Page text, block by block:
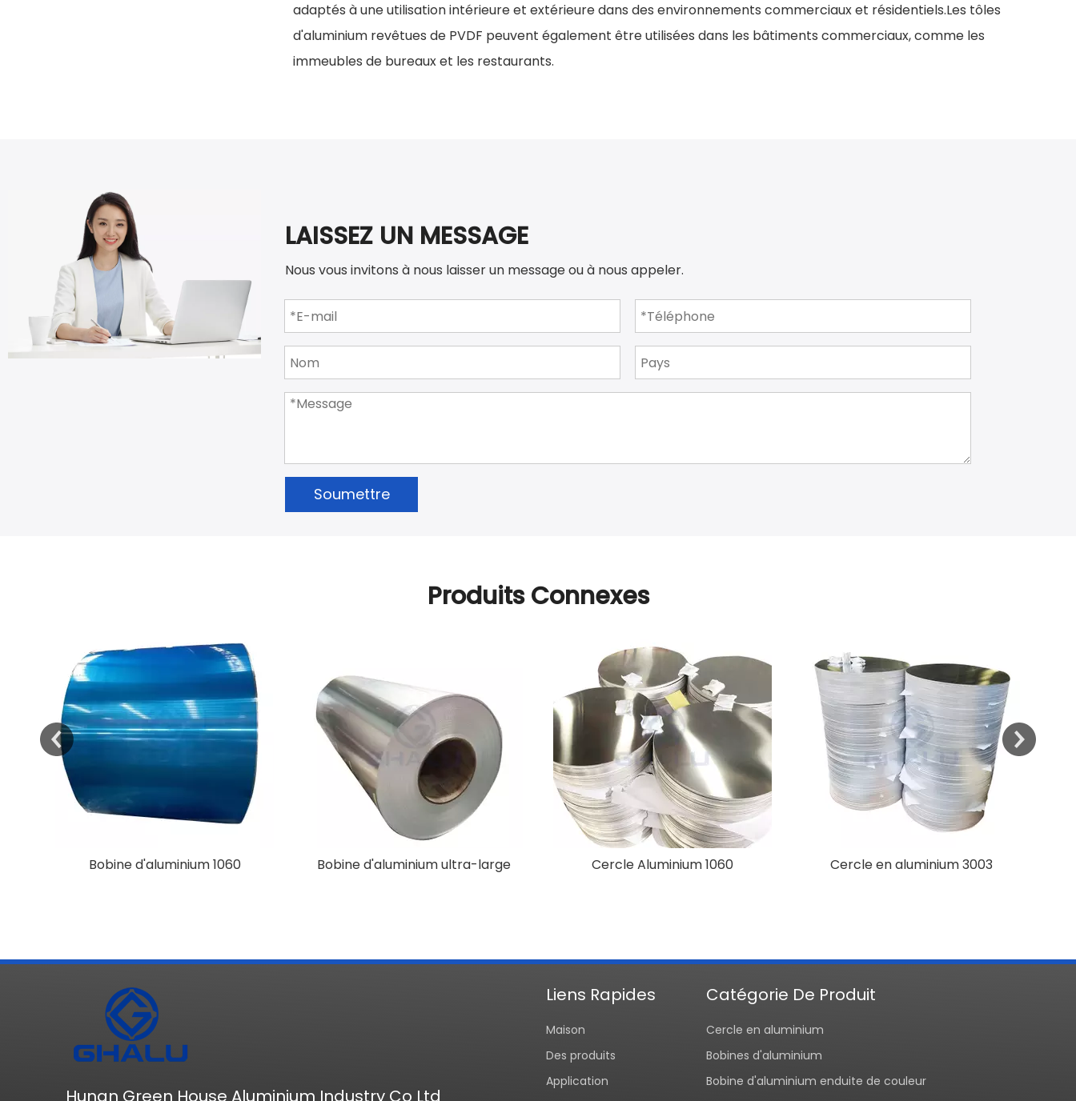
adaptés à une utilisation intérieure et extérieure dans des environnements commerciaux et résidentiels.Les tôles
d'aluminium revêtues de PVDF peuvent également être utilisées dans les bâtiments commerciaux, comme les
immeubles de bureaux et les restaurants.
LAISSEZ UN MESSAGE
Nous vous invitons à nous laisser un message ou à nous appeler.
Soumettre
Produits Connexes
Bobine d'aluminium 1060 Bobine d'aluminium ultra-large Cercle Aluminium 1060 Cercle en aluminium 3003
Hunan Green House Aluminium Industry Co Ltd
Liens Rapides
Maison
Des produits
Application
Catégorie De Produit
Cercle en aluminium
Bobines d'aluminium
Bobine d'aluminium enduite de couleur